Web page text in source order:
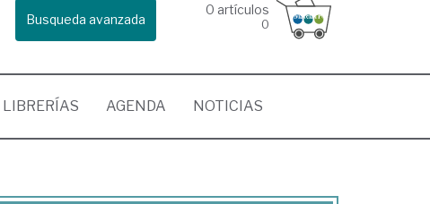
Busqueda avanzada
0 artículos
0
LIBRERÍAS AGENDA NOTICIAS